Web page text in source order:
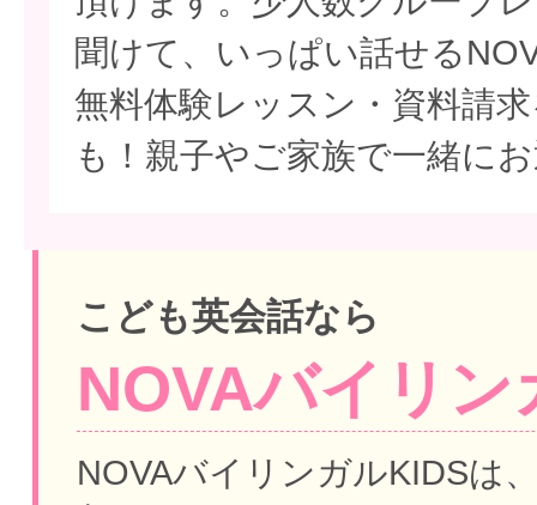
聞けて、いっぱい話せる
無料体験レッスン・資料請
も！親子やご家族で一緒に
こども英会話なら
NOVAバイリン
NOVAバイリンガルKIDSは